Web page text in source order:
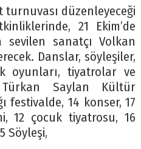
düzenleyeceği
21 Ekim’de
sevilen sanatçı Volkan
Danslar, söyleşiler,
oyunları, tiyatrolar ve
Saylan Kültür
festivalde, 14 konser, 17
12 çocuk tiyatrosu, 16
Söyleşi,